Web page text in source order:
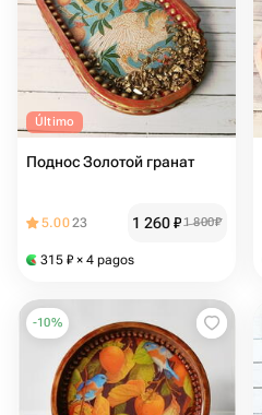
Último
Поднос Золотой гранат
5.0023 1 260₽1 800₽
315 ₽ × 4 pagos
-10%